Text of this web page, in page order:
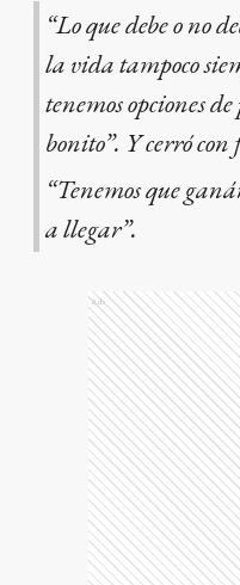
“Lo que debe o no
la vida tampoco
tenemos opciones
bonito”. Y cerró
“Tenemos que
a llegar”.
Ads